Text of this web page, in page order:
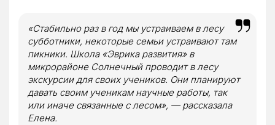
«Стабильно раз в год мы устраиваем в лесу
субботники, некоторые семьи устраивают там
пикники. Школа «Эврика развития» в
микрорайоне Солнечный проводит в лесу
экскурсии для своих учеников. Они планируют
давать своим ученикам научные работы, так
или иначе связанные с лесом», — рассказала
Елена.